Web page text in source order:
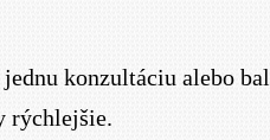
konzultáciu alebo
rýchlejšie.